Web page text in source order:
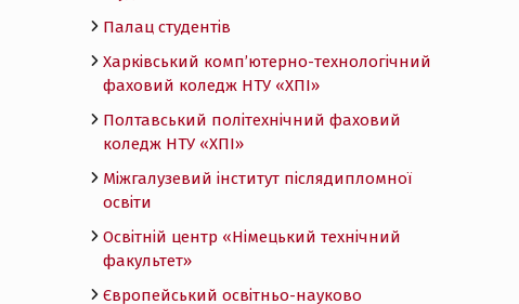
Палац студентів
Харківський комп’ютерно-технологічний
фаховий коледж НТУ «ХПI»
Полтавський політехнічний фаховий
коледж НТУ «ХПI»
Міжгалузевий інститут післядипломної
освіти
Освітній центр «Німецький технічний
факультет»
Європейський освітньо-науково